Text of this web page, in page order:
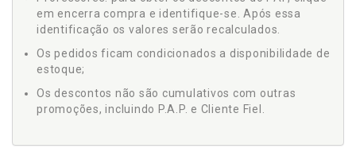
em encerra compra e identifique-se. Após essa
identificação os valores serão recalculados.
Os pedidos ficam condicionados a disponibilidade de
estoque;
Os descontos não são cumulativos com outras
promoções, incluindo P.A.P. e Cliente Fiel.